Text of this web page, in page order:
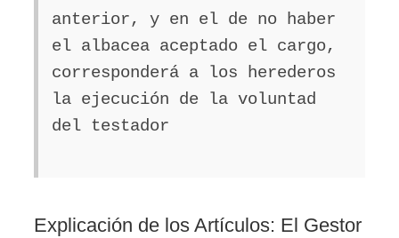
anterior, y en el de no haber
el albacea aceptado el cargo,
corresponderá a los herederos
la ejecución de la voluntad
del testador
Explicación de los Artículos: El Gestor